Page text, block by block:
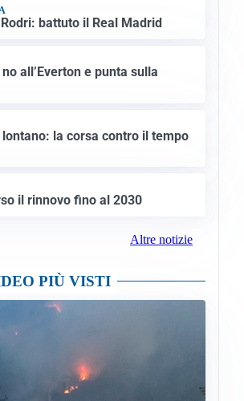
battuto il Real Madrid
all’Everton e punta sulla
lontano: la corsa contro il tempo
il rinnovo fino al 2030
Altre notizie
PIÙ VISTI